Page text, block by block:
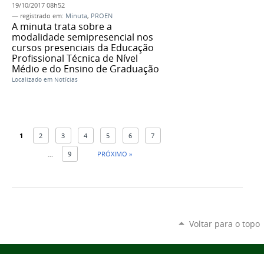
19/10/2017 08h52
— registrado em: Minuta, PROEN
A minuta trata sobre a
modalidade semipresencial nos
cursos presenciais da Educação
Profissional Técnica de Nível
Médio e do Ensino de Graduação
Localizado em Notícias
1 2 3 4 5 6 7
... 9 PRÓXIMO »
Voltar para o topo